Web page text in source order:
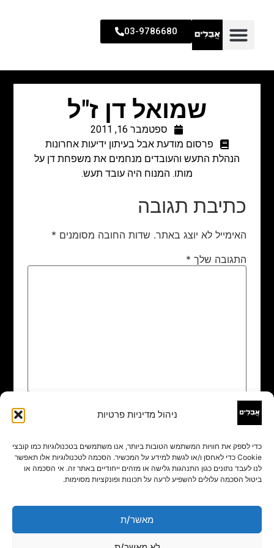
ניהול מדיניות פרטיות
כדי לספק את חוויות המשתמש הטובות ביותר, אנו משתמשים בטכנולוגיות כמו קובצי
Cookie כדי לאחסן ו/או לגשת למידע על המכשיר. הסכמה לטכנולוגיות אלו תאפשר
לנו לעבד נתונים כגון התנהגות גלישה או מזהים ייחודיים באתר זה. אי הסכמה או
ביטול הסכמה עלולים להשפיע לרעה על תכונות ופונקציות מסוימות.
מאשר/ת
03-9786680
שמואל דן ז"ל
ספטמבר 16, 2011
פרסום מודעת אבל בעיתון ידיעות אחרונות
הנהלת התעש והעובדים מנחמים את משפחת דן על
מותו. המנוח היה עובד תעש.
כתיבת תגובה
האימייל לא יוצג באתר. שדות החובה מסומנים *
התגובה שלך *
שם
אימייל*